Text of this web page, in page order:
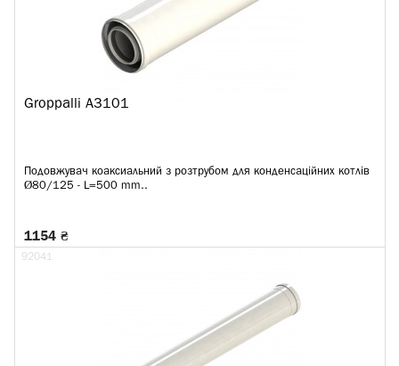
Groppalli A3101
Подовжувач коаксиальний з розтрубом для конденсаційних котлів
Ø80/125 - L=500 mm..
1154 ₴
92041